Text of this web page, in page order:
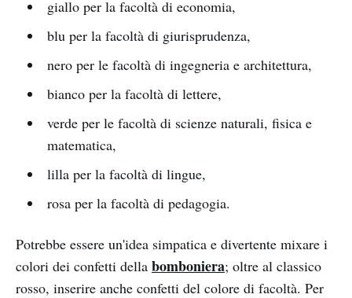
giallo per la facoltà di economia,
blu per la facoltà di giurisprudenza,
nero per le facoltà di ingegneria e architettura,
bianco per la facoltà di lettere,
verde per le facoltà di scienze naturali, fisica e
matematica,
lilla per la facoltà di lingue,
rosa per la facoltà di pedagogia.
Potrebbe essere un'idea simpatica e divertente mixare i
colori dei confetti della bomboniera; oltre al classico
rosso, inserire anche confetti del colore di facoltà. Per